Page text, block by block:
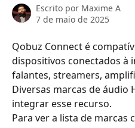
Escrito por Maxime A
7 de maio de 2025
Qobuz Connect é
dispositivos conectados à
falantes, streamers,
Diversas marcas de áudio
integrar esse recurso.
Para ver a lista de marcas